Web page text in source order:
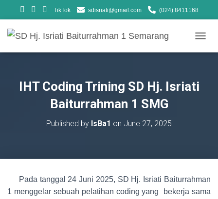
TikTok sdisriati@gmail.com (024) 8411168
O
N
IHT Coding Trining SD Hj. Isriati
Baiturrahman 1 SMG
Published by IsBa1 on June 27, 2025
Pada tanggal 24 Juni 2025, SD Hj. Isriati Baiturrahman
1 menggelar sebuah pelatihan coding yang bekerja sama